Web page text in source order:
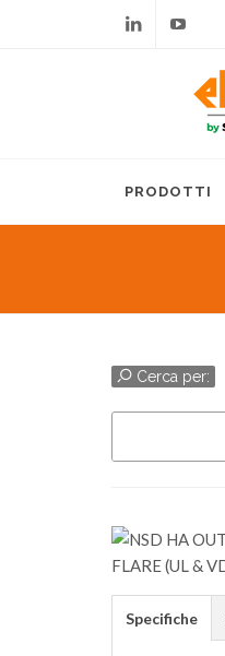
PRODOTTI
Cerca per:
Specifiche